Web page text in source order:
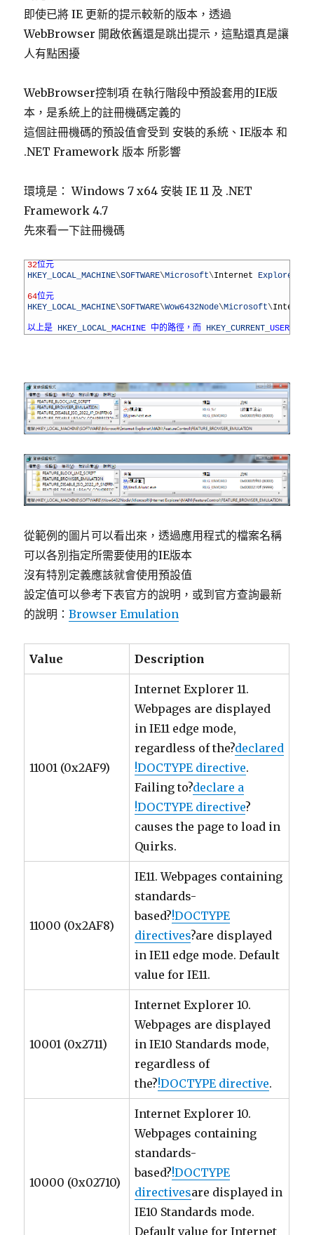
即使已將 IE 更新的提示較新的版本，透過
WebBrowser 開啟依舊還是跳出提示，這點還真是讓
人有點困擾
WebBrowser控制項 在執行階段中預設套用的IE版
本，是系統上的註冊機碼定義的
這個註冊機碼的預設值會受到 安裝的系統、IE版本 和
.NET Framework 版本 所影響
環境是： Windows 7 x64 安裝 IE 11 及 .NET
Framework 4.7
先來看一下註冊機碼
32位元
HKEY_LOCAL_MACHINE\SOFTWARE\Microsoft\Internet Explorer
64位元
HKEY_LOCAL_MACHINE\SOFTWARE\Wow6432Node\Microsoft\
以上是 HKEY_LOCAL _MACHINE 中的路徑，而 HKEY_CURRENT _USER
從範例的圖片可以看出來，透過應用程式的檔案名稱
可以各別指定所需要使用的IE版本
沒有特別定義應該就會使用預設值
設定值可以參考下表官方的說明，或到官方查詢最新
的說明：Browser Emulation
Value Description
11001 (0x2AF9)
Internet Explorer 11.
Webpages are displayed
in IE11 edge mode,
regardless of the?declared
!DOCTYPE directive.
Failing to?declare a
!DOCTYPE directive?
causes the page to load in
Quirks.
11000 (0x2AF8)
IE11. Webpages containing
standards-
based?!DOCTYPE
directives?are displayed
in IE11 edge mode. Default
value for IE11.
10001 (0x2711)
Internet Explorer 10.
Webpages are displayed
in IE10 Standards mode,
regardless of
the?!DOCTYPE directive.
10000 (0x02710)
Internet Explorer 10.
Webpages containing
standards-
based?!DOCTYPE
directivesare displayed in
IE10 Standards mode.
Default value for Internet